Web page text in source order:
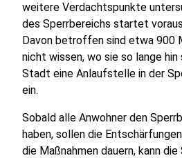
weitere Verdachtspunkte
des Sperrbereichs startet
Davon betroffen sind etwa 900
nicht wissen, wo sie so lange
Stadt eine Anlaufstelle in der
ein.
Sobald alle Anwohner den
haben, sollen die
die Maßnahmen dauern, kann